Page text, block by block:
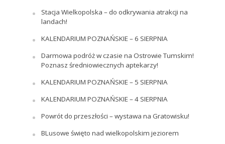
Stacja Wielkopolska – do odkrywania atrakcji na
landach!
KALENDARIUM POZNAŃSKIE – 6 SIERPNIA
Darmowa podróż w czasie na Ostrowie Tumskim!
Poznasz średniowiecznych aptekarzy!
KALENDARIUM POZNAŃSKIE – 5 SIERPNIA
KALENDARIUM POZNAŃSKIE – 4 SIERPNIA
Powrót do przeszłości – wystawa na Gratowisku!
BLusowe święto nad wielkopolskim jeziorem